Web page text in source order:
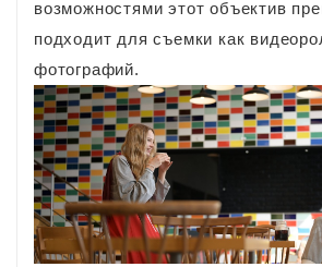
возможностями этот объектив
подходит для съемки как
фотографий.